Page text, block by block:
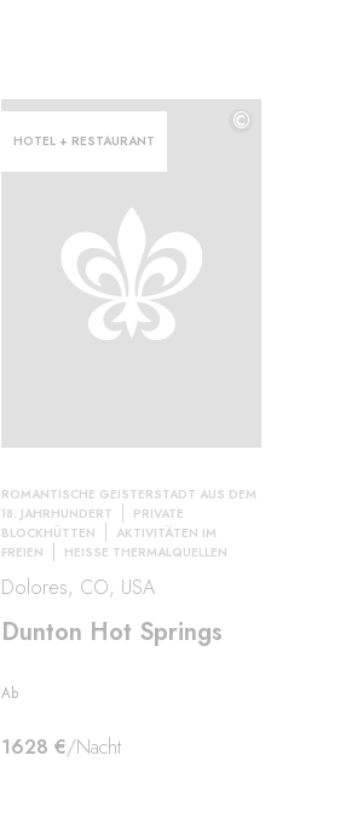
HOTEL + RESTAURANT
©
ROMANTISCHE GEISTERSTADT AUS DEM
18. JAHRHUNDERT
PRIVATE
BLOCKHÜTTEN
AKTIVITÄTEN IM
FREIEN
HEISSE THERMALQUELLEN
Dolores, CO, USA
Dunton Hot Springs
Ab
1628 €/Nacht